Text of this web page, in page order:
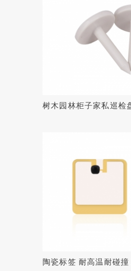
树木园林柜子家私巡检
陶瓷标签 耐高温耐碰